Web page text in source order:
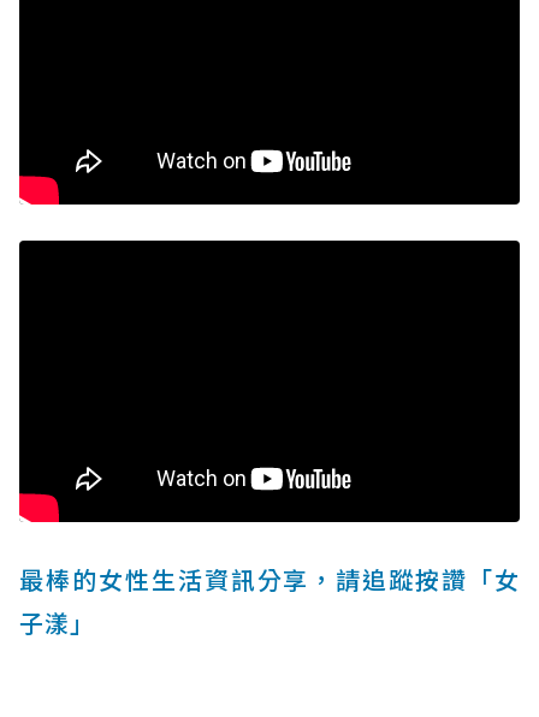
最棒的女性生活資訊分享，請追蹤按讚「女
子漾」